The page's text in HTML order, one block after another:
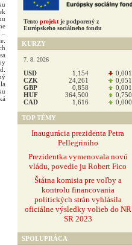
–
Tento projekt je podporený z
Európskeho sociálneho fondu
KURZY
7. 8. 2026
USD 1,154
0,001
CZK
24,261
0,051
GBP
0,858
0,001
HUF
364,500
0,750
CAD
1,616 0,000
TOP TÉMY
Inaugurácia prezidenta Petra
Pellegriniho
Prezidentka vymenovala novú
vládu, povedie ju Robert Fico
Štátna komisia pre voľby a
kontrolu financovania
politických strán vyhlásila
oficiálne výsledky volieb do NR
SR 2023
SPOLUPRÁCA